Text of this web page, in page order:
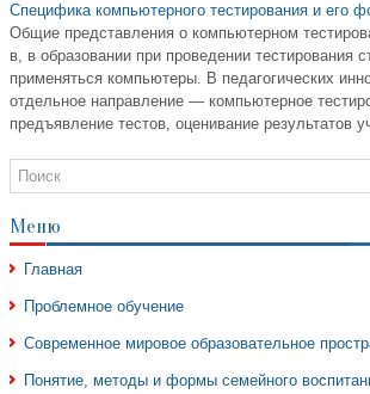
Специфика компьютерного тестирования и его
Общие представления о компьютерном
в, в образовании при проведении тестирования
применяться компьютеры. В педагогических
отдельное направление — компьютерное
предъявление тестов, оценивание результатов
Меню
Главная
Проблемное обучение
Современное мировое образовательное
Понятие, методы и формы семейного